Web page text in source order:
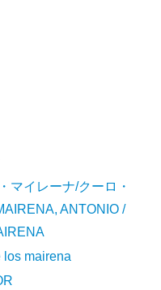
マイレーナ/クーロ・
ANTONIO /
los mairena